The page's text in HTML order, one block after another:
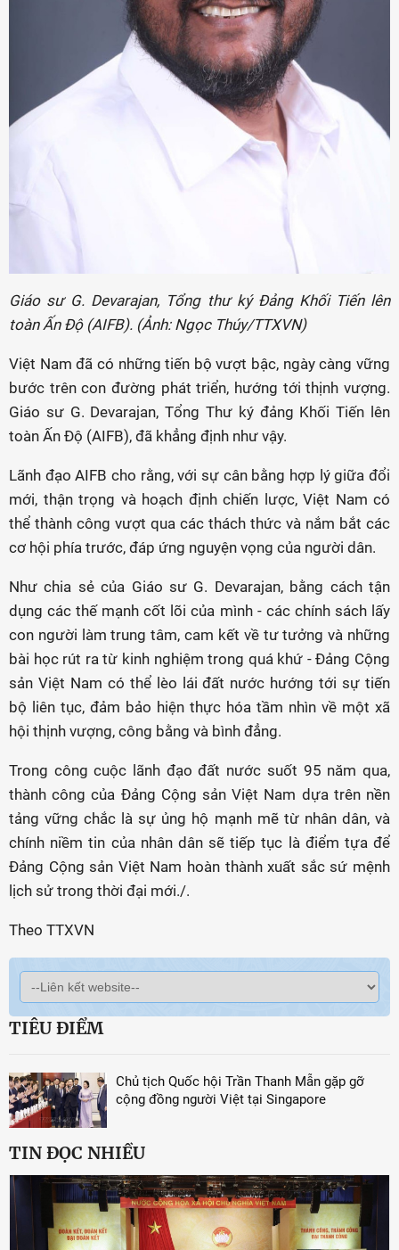
Giáo sư G. Devarajan, Tổng thư ký Đảng Khối Tiến lên
toàn Ấn Độ (AIFB). (Ảnh: Ngọc Thúy/TTXVN)
Việt Nam đã có những tiến bộ vượt bậc, ngày càng vững
bước trên con đường phát triển, hướng tới thịnh vượng.
Giáo sư G. Devarajan, Tổng Thư ký đảng Khối Tiến lên
toàn Ấn Độ (AIFB), đã khẳng định như vậy.
Lãnh đạo AIFB cho rằng, với sự cân bằng hợp lý giữa đổi
mới, thận trọng và hoạch định chiến lược, Việt Nam có
thể thành công vượt qua các thách thức và nắm bắt các
cơ hội phía trước, đáp ứng nguyện vọng của người dân.
Như chia sẻ của Giáo sư G. Devarajan, bằng cách tận
dụng các thế mạnh cốt lõi của mình - các chính sách lấy
con người làm trung tâm, cam kết về tư tưởng và những
bài học rút ra từ kinh nghiệm trong quá khứ - Đảng Cộng
sản Việt Nam có thể lèo lái đất nước hướng tới sự tiến
bộ liên tục, đảm bảo hiện thực hóa tầm nhìn về một xã
hội thịnh vượng, công bằng và bình đẳng.
Trong công cuộc lãnh đạo đất nước suốt 95 năm qua,
thành công của Đảng Cộng sản Việt Nam dựa trên nền
tảng vững chắc là sự ủng hộ mạnh mẽ từ nhân dân, và
chính niềm tin của nhân dân sẽ tiếp tục là điểm tựa để
Đảng Cộng sản Việt Nam hoàn thành xuất sắc sứ mệnh
lịch sử trong thời đại mới./.
Theo TTXVN
TIÊU ĐIỂM
Chủ tịch Quốc hội Trần Thanh Mẫn gặp gỡ
cộng đồng người Việt tại Singapore
TIN ĐỌC NHIỀU